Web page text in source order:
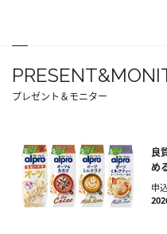
プレゼント＆モニター
良
め
申